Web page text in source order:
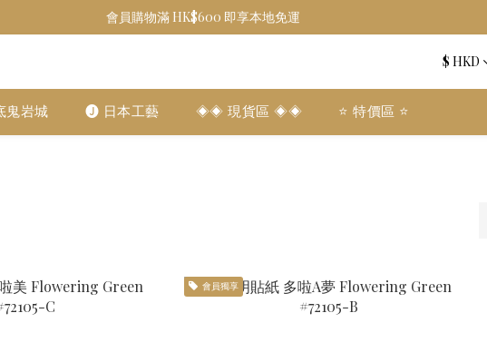
會員購物滿 HK$600 即享本地免運
$ HKD
鬼岩城 🅙 日本工藝 ◈◈ 現貨區 ◈◈ ⭐️ 特價區 ⭐️
會員獨享